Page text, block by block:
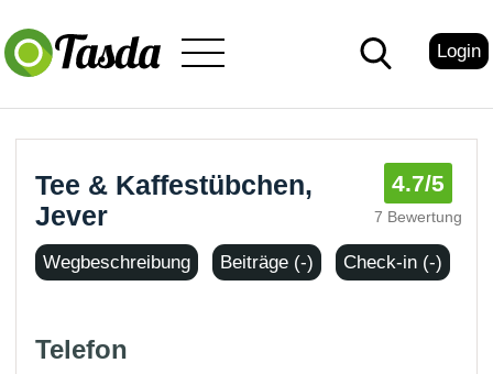
Login
Tee & Kaffestübchen,
Jever
4.7/5
7 Bewertung
Wegbeschreibung Beiträge (-) Check-in (-)
Telefon